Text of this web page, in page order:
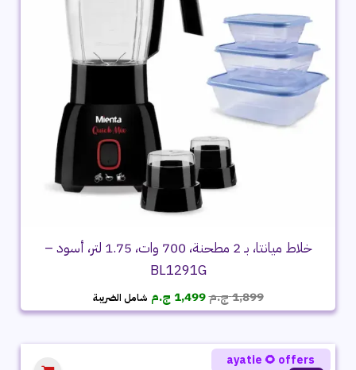
خلاط ميانتا، بـ 2 مطحنة، 700 وات، 1.75 لتر، أسود –
BL1291G
1,899ج.مالسعر
الأصلي
1,899 ج.م.
1,499 ج.م السعر
الحالي
1,499 ج.م.
شامل الضريبة
ayatie 🌻 offers